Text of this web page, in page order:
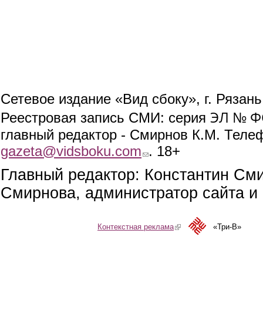
Сетевое издание «Вид сбоку», г.
Реестровая запись СМИ: серия ЭЛ №
главный редактор - Смирнов К.М.
gazeta@vidsboku.com (link sends e-mail)
. 18+
Главный редактор: Константин
Смирнова, администратор сайта
Контекстная реклама(link is external)«Три-В»